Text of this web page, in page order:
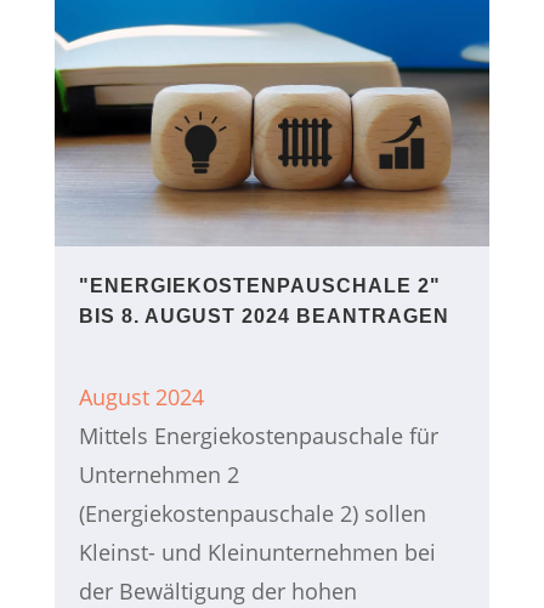
"ENERGIEKOSTENPAUSCHALE 2"
BIS 8. AUGUST 2024 BEANTRAGEN
August 2024
Mittels Energiekostenpauschale für
Unternehmen 2
(Energiekostenpauschale 2) sollen
Kleinst- und Kleinunternehmen bei
der Bewältigung der hohen